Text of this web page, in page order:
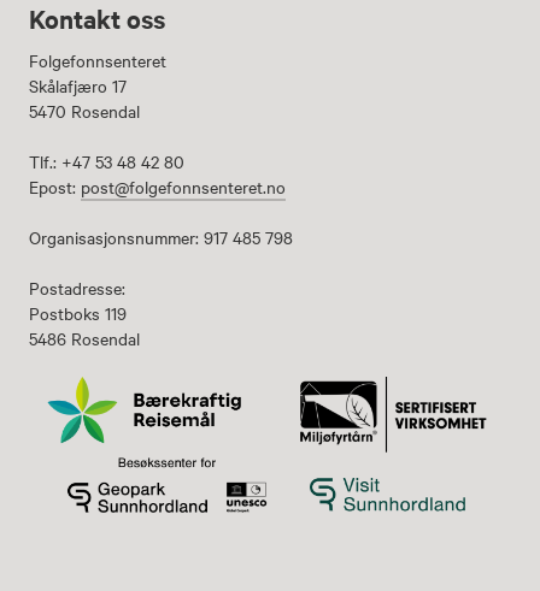
Kontakt oss
Folgefonnsenteret
Skålafjæro 17
5470 Rosendal
Tlf.: +47 53 48 42 80
Epost: post@folgefonnsenteret.no
Organisasjonsnummer: 917 485 798
Postadresse:
Postboks 119
5486 Rosendal